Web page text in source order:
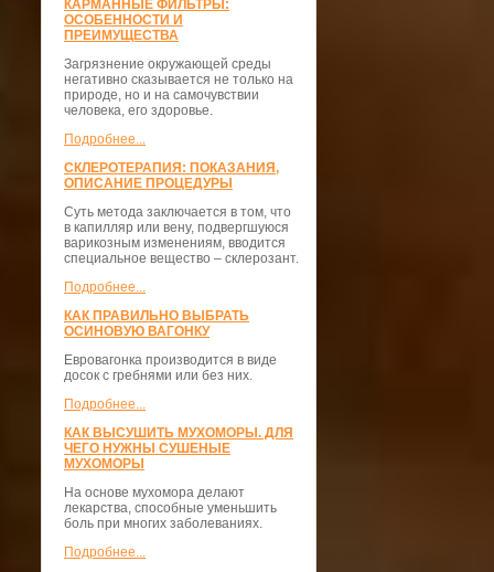
КАРМАННЫЕ ФИЛЬТРЫ:
ОСОБЕННОСТИ И
ПРЕИМУЩЕСТВА
Загрязнение окружающей среды
негативно сказывается не только на
природе, но и на самочувствии
человека, его здоровье.
Подробнее...
СКЛЕРОТЕРАПИЯ: ПОКАЗАНИЯ,
ОПИСАНИЕ ПРОЦЕДУРЫ
Суть метода заключается в том, что
в капилляр или вену, подвергшуюся
варикозным изменениям, вводится
специальное вещество – склерозант.
Подробнее...
КАК ПРАВИЛЬНО ВЫБРАТЬ
ОСИНОВУЮ ВАГОНКУ
Евровагонка производится в виде
досок с гребнями или без них.
Подробнее...
КАК ВЫСУШИТЬ МУХОМОРЫ. ДЛЯ
ЧЕГО НУЖНЫ СУШЕНЫЕ
МУХОМОРЫ
На основе мухомора делают
лекарства, способные уменьшить
боль при многих заболеваниях.
Подробнее...